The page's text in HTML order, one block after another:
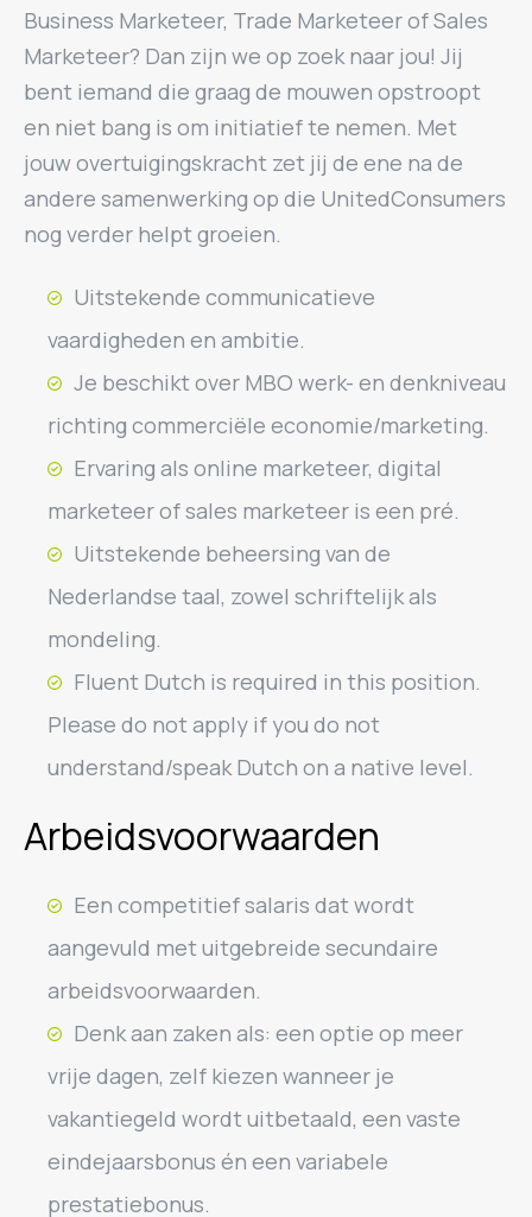
Business Marketeer, Trade Marketeer of Sales
Marketeer? Dan zijn we op zoek naar jou! Jij
bent iemand die graag de mouwen opstroopt
en niet bang is om initiatief te nemen. Met
jouw overtuigingskracht zet jij de ene na de
andere samenwerking op die UnitedConsumers
nog verder helpt groeien.
Uitstekende communicatieve
vaardigheden en ambitie.
Je beschikt over MBO werk- en denkniveau
richting commerciële economie/marketing.
Ervaring als online marketeer, digital
marketeer of sales marketeer is een pré.
Uitstekende beheersing van de
Nederlandse taal, zowel schriftelijk als
mondeling.
Fluent Dutch is required in this position.
Please do not apply if you do not
understand/speak Dutch on a native level.
Arbeidsvoorwaarden
Een competitief salaris dat wordt
aangevuld met uitgebreide secundaire
arbeidsvoorwaarden.
Denk aan zaken als: een optie op meer
vrije dagen, zelf kiezen wanneer je
vakantiegeld wordt uitbetaald, een vaste
eindejaarsbonus én een variabele
prestatiebonus.